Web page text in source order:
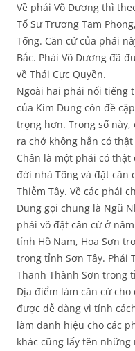
Về phái Võ Đương thì
Tổ Sư Trương Tam
Tống. Căn cứ của phái
Bắc. Phái Võ Đương đã
về Thái Cực Quyền.
Ngoài hai phái nổi tiếng
của Kim Dung còn đề
trọng hơn. Trong số
ra chớ không hẳn có
Chân là một phái có
đời nhà Tống và đặt căn
Thiễm Tây. Về các phái
Dung gọi chung là Ngũ
phái võ đặt căn cứ ở
tỉnh Hồ Nam, Hoa Sơn
trong tỉnh Sơn Tây. Phái
Thanh Thành Sơn trong
Địa điểm làm căn cứ cho
được dễ dàng vì tính
làm danh hiệu cho các
khác cũng lấy tên